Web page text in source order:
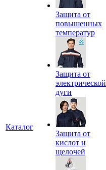
Каталог
Защита от
повышенных
температур
Защита от
электрической
дуги
Защита от
кислот и
щелочей